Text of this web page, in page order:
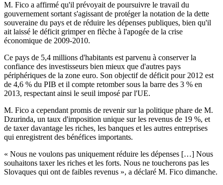
M. Fico a affirmé qu'il prévoyait de poursuivre le travail du
gouvernement sortant s'agissant de protéger la notation de la dette
souveraine du pays et de réduire les dépenses publiques, bien qu'il
ait laissé le déficit grimper en flèche à l'apogée de la crise
économique de 2009-2010.
Ce pays de 5,4 millions d'habitants est parvenu à conserver la
confiance des investisseurs bien mieux que d'autres pays
périphériques de la zone euro. Son objectif de déficit pour 2012 est
de 4,6 % du PIB et il compte retomber sous la barre des 3 % en
2013, respectant ainsi le seuil imposé par l'UE.
M. Fico a cependant promis de revenir sur la politique phare de M.
Dzurinda, un taux d'imposition unique sur les revenus de 19 %, et
de taxer davantage les riches, les banques et les autres entreprises
qui enregistrent des bénéfices importants.
« Nous ne voulons pas uniquement réduire les dépenses […] Nous
souhaitons taxer les riches et les forts. Nous ne toucherons pas les
Slovaques qui ont de faibles revenus », a déclaré M. Fico dimanche.